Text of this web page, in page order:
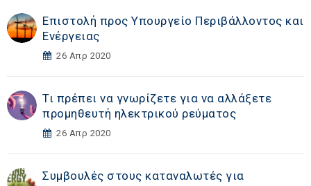
Επιστολή προς Υπουργείο Περιβάλλοντος και
Ενέργειας
26 Απρ 2020
Τι πρέπει να γνωρίζετε για να αλλάξετε
προμηθευτή ηλεκτρικού ρεύματος
26 Απρ 2020
Συμβουλές στους καταναλωτές για